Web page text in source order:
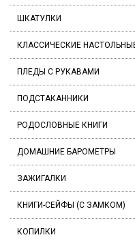
ШКАТУЛКИ
КЛАССИЧЕСКИЕ
ПЛЕДЫ С РУКАВАМИ
ПОДСТАКАННИКИ
РОДОСЛОВНЫЕ КНИГИ
ДОМАШНИЕ БАРОМЕТРЫ
ЗАЖИГАЛКИ
КНИГИ-СЕЙФЫ (С ЗАМКОМ)
КОПИЛКИ